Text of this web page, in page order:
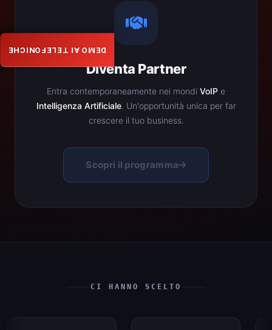
Diventa Partner
Entra contemporaneamente nei mondi VoIP e
Intelligenza Artificiale. Un'opportunità unica per far
crescere il tuo business.
Scopri il programma
CI HANNO SCELTO
DEMO AI TELEFONICHE